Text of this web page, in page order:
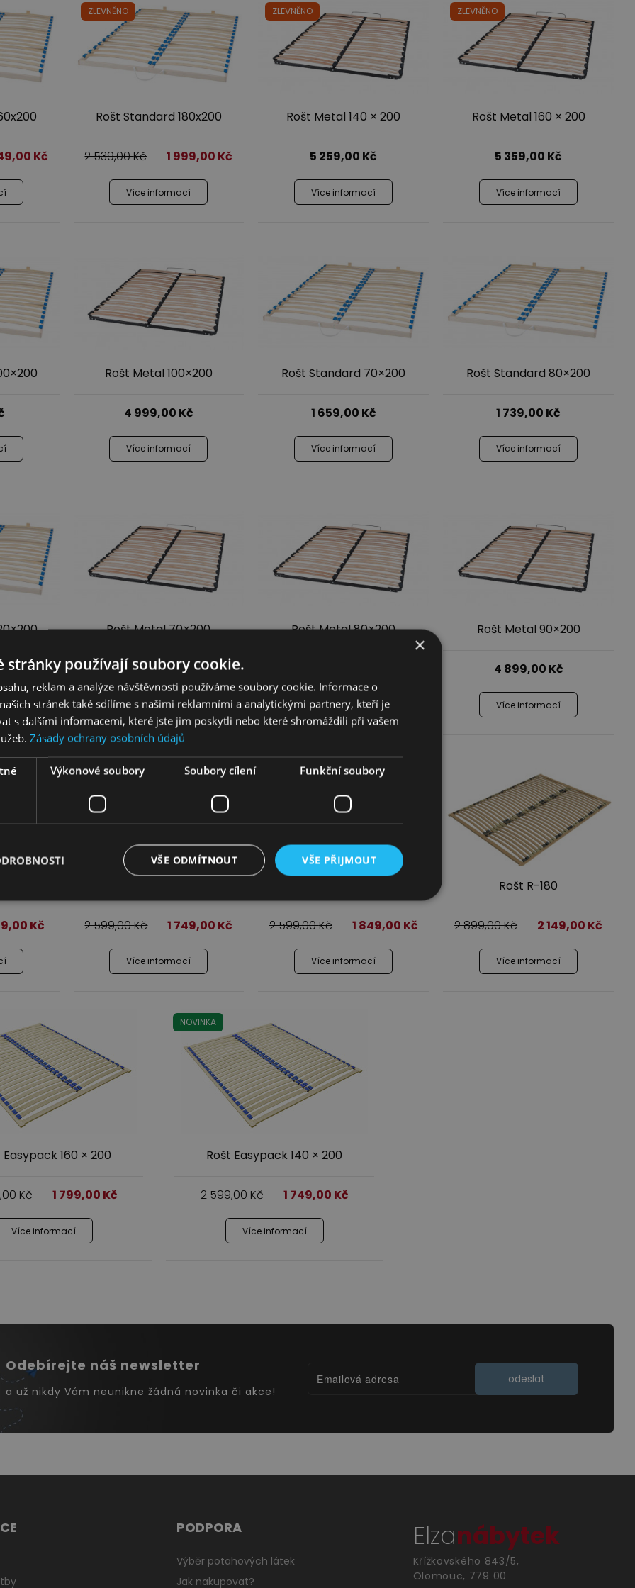
soupravy z pravé kůže
Více informací Více informací
Komody
Police
Dětské noční stolky
Ostatní komponenty - boxy pod
postel, TV stolky
Novinky Výprodej
Kč
ZLEVNĚNO
Rošt Standard 180x200
2 539,00Kč 1 999,00 Kč
Více informací
ZLEVNĚNO
Rošt Metal 140 × 200
5 259,00 Kč
Více informací
ZLEVNĚNO
Rošt Metal 160 × 200
5 359,00 Kč
Více informací
Rošt Metal 100×200
4 999,00 Kč
Více informací
Rošt Standard 70×200
1 659,00 Kč
Více informací
Rošt Standard 80×200
1 739,00 Kč
Více informací
Rošt Metal 70×200
4 699,00Kč
Více informací
Rošt Metal 80×200
Více informací
Rošt Metal 90×200
4 899,00 Kč
Více informací
Kč 2 599,00Kč 1 749,00 Kč
Více informací
2 599,00Kč 1 849,00 Kč
Více informací
Rošt R-180
2 899,00Kč 2 149,00 Kč
Více informací
Easypack 160 × 200
Kč 1 799,00 Kč
Více informací
NOVINKA
Rošt Easypack 140 × 200
2 599,00Kč 1 749,00 Kč
Více informací
Odebírejte náš newsletter
a už nikdy Vám neunikne žádná novinka či akce!
odeslat
PODPORA
Výběr potahových látek
Jak nakupovat?
Elzanábytek
Křížkovského 843/5,
Olomouc, 779 00
×
stránky používají soubory cookie.
reklam a analýze návštěvnosti používáme soubory cookie. Informace o
stránek také sdílíme s našimi reklamními a analytickými partnery, kteří je
s dalšími informacemi, které jste jim poskytli nebo které shromáždili při vašem
Zásady ochrany osobních údajů
Výkonové soubory Soubory cílení Funkční soubory
VŠE PŘIJMOUT
VŠE ODMÍTNOUT